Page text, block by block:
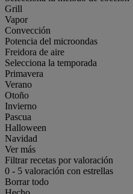
Grill
Vapor
Convección
Potencia del microondas
Freidora de aire
Selecciona la temporada
Primavera
Verano
Otoño
Invierno
Pascua
Halloween
Navidad
Ver más
Filtrar recetas por valoración
0 - 5 valoración con estrellas
Borrar todo